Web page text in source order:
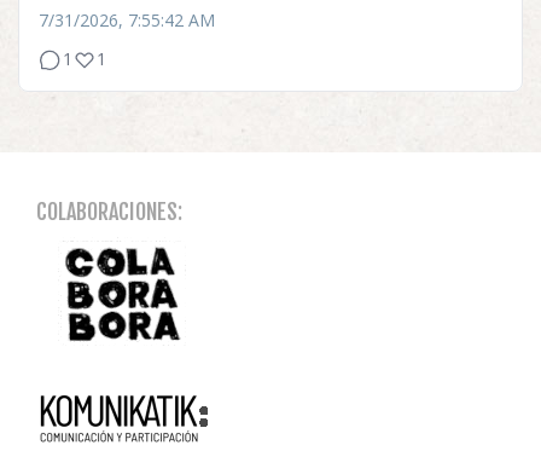
7/31/2026, 7:55:42 AM
1
1
COLABORACIONES: